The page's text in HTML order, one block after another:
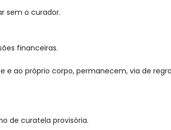
sem o curador.
financeiras.
ao próprio corpo, permanecem, via de
de curatela provisória.